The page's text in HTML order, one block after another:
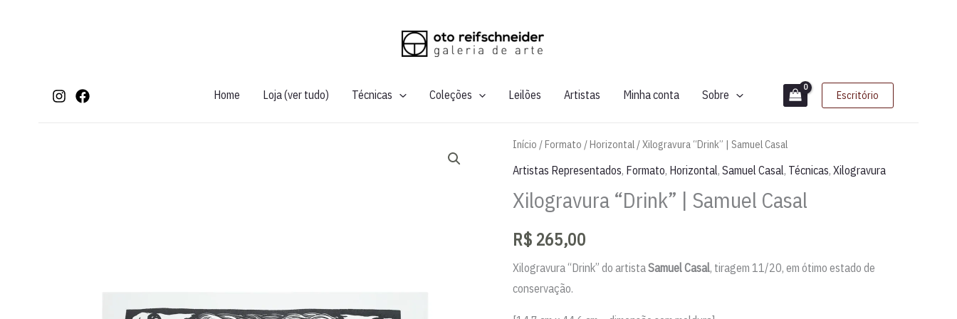
Home Loja (ver tudo) Técnicas Coleções Leilões Artistas Minha conta Sobre Escritório
Início /Formato /Horizontal / Xilogravura “Drink” | Samuel Casal
Artistas Representados, Formato, Horizontal, Samuel Casal, Técnicas, Xilogravura
Xilogravura “Drink” | Samuel Casal
R$ 265,00
Xilogravura “Drink” do artistaSamuel Casal, tiragem 11/20, em ótimo estado de
conservação.